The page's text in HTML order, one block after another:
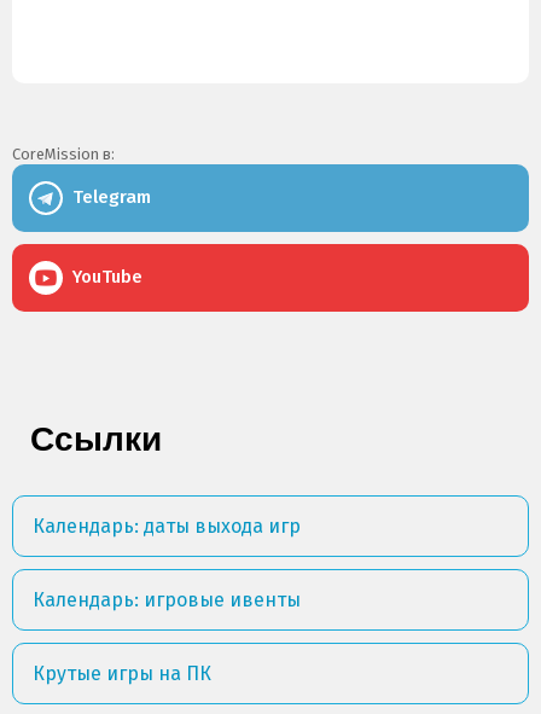
CoreMission в:
Telegram
YouTube
Ссылки
Календарь: даты выхода игр
Календарь: игровые ивенты
Крутые игры на ПК